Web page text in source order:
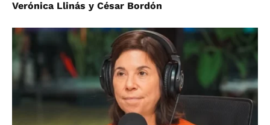
Verónica Llinás y César Bordón